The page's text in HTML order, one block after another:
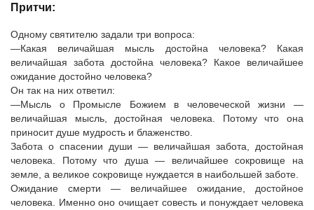
Притчи:
Одному святителю задали три вопроса:
—Какая величайшая мысль достойна человека? Какая
величайшая забота достойна человека? Какое величайшее
ожидание достойно человека?
Он так на них ответил:
—Мысль о Промысле Божием в человеческой жизни —
величайшая мысль, достойная человека. Потому что она
приносит душе мудрость и блаженство.
Забота о спасении души — величайшая забота, достойная
человека. Потому что душа — величайшее сокровище на
земле, а великое сокровище нуждается в наибольшей заботе.
Ожидание смерти — величайшее ожидание, достойное
человека. Именно оно очищает совесть и понуждает человека